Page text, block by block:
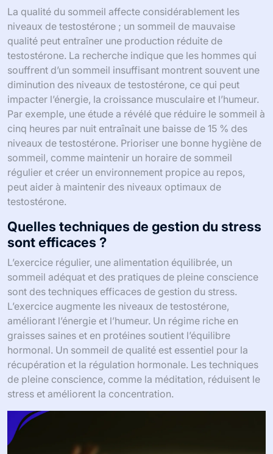
La qualité du sommeil affecte considérablement les
niveaux de testostérone ; un sommeil de mauvaise
qualité peut entraîner une production réduite de
testostérone. La recherche indique que les hommes qui
souffrent d’un sommeil insuffisant montrent souvent une
diminution des niveaux de testostérone, ce qui peut
impacter l’énergie, la croissance musculaire et l’humeur.
Par exemple, une étude a révélé que réduire le sommeil à
cinq heures par nuit entraînait une baisse de 15 % des
niveaux de testostérone. Prioriser une bonne hygiène de
sommeil, comme maintenir un horaire de sommeil
régulier et créer un environnement propice au repos,
peut aider à maintenir des niveaux optimaux de
testostérone.
Quelles techniques de gestion du stress
sont efficaces ?
L’exercice régulier, une alimentation équilibrée, un
sommeil adéquat et des pratiques de pleine conscience
sont des techniques efficaces de gestion du stress.
L’exercice augmente les niveaux de testostérone,
améliorant l’énergie et l’humeur. Un régime riche en
graisses saines et en protéines soutient l’équilibre
hormonal. Un sommeil de qualité est essentiel pour la
récupération et la régulation hormonale. Les techniques
de pleine conscience, comme la méditation, réduisent le
stress et améliorent la concentration.